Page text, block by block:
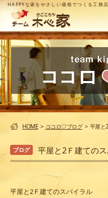
HAPPYな家をやさしい価格でつくる工務店
HOME > ココロ♡ブログ > 平屋と
ブログ 平屋と2Ｆ建ての
平屋と2Ｆ建てのスパイラル